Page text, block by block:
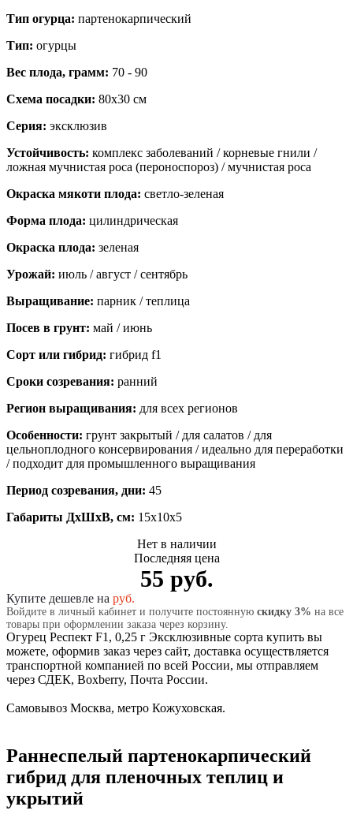
Тип огурца: партенокарпический
Тип: огурцы
Вес плода, грамм: 70 - 90
Схема посадки: 80х30 см
Серия: эксклюзив
Устойчивость: комплекс заболеваний / корневые гнили /
ложная мучнистая роса (пероноспороз) / мучнистая роса
Окраска мякоти плода: светло-зеленая
Форма плода: цилиндрическая
Окраска плода: зеленая
Урожай: июль / август / сентябрь
Выращивание: парник / теплица
Посев в грунт: май / июнь
Сорт или гибрид: гибрид f1
Сроки созревания: ранний
Регион выращивания: для всех регионов
Особенности: грунт закрытый / для салатов / для
цельноплодного консервирования / идеально для переработки
/ подходит для промышленного выращивания
Период созревания, дни: 45
Габариты ДхШхВ, см: 15x10x5
Нет в наличии
Последняя цена
55 руб.
Купите дешевле на руб.
Войдите в личный кабинет и получите постоянную скидку 3% на все
товары при оформлении заказа через корзину.
Огурец Респект F1, 0,25 г Эксклюзивные сорта купить вы
можете, оформив заказ через сайт, доставка осуществляется
транспортной компанией по всей России, мы отправляем
через СДЕК, Boxberry, Почта России.
Самовывоз Москва, метро Кожуховская.
Раннеспелый партенокарпический
гибрид для пленочных теплиц и
укрытий